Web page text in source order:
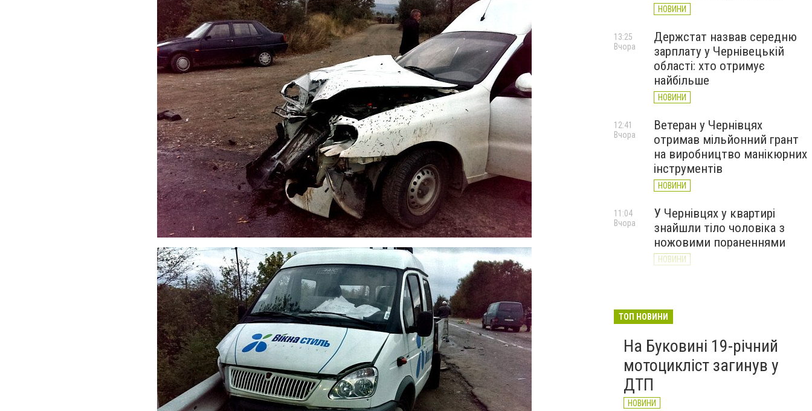
НОВИНИ
Держстат назвав середню
зарплату у Чернівецькій
області: хто отримує
найбільше
НОВИНИ
13:25
Вчора
Ветеран у Чернівцях
отримав мільйонний грант
на виробництво манікюрних
інструментів
НОВИНИ
12:41
Вчора
У Чернівцях у квартирі
знайшли тіло чоловіка з
ножовими пораненнями
НОВИНИ
11:04
Вчора
критичну ситуацію з водою
НОВИНИ
ТОП НОВИНИ
На Буковині 19-річний
мотоцикліст загинув у
ДТП
НОВИНИ